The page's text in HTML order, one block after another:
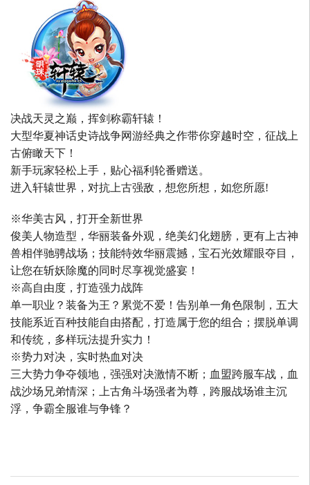
决战天灵之巅，挥剑称霸轩辕！
大型华夏神话史诗战争网游经典之作带你穿越时空，征战上
古俯瞰天下！
新手玩家轻松上手，贴心福利轮番赠送。
进入轩辕世界，对抗上古强敌，想您所想，如您所愿!
※华美古风，打开全新世界
俊美人物造型，华丽装备外观，绝美幻化翅膀，更有上古神
兽相伴驰骋战场；技能特效华丽震撼，宝石光效耀眼夺目，
让您在斩妖除魔的同时尽享视觉盛宴！
※高自由度，打造强力战阵
单一职业？装备为王？累觉不爱！告别单一角色限制，五大
技能系近百种技能自由搭配，打造属于您的组合；摆脱单调
和传统，多样玩法提升实力！
※势力对决，实时热血对决
三大势力争夺领地，强强对决激情不断；血盟跨服车战，血
战沙场兄弟情深；上古角斗场强者为尊，跨服战场谁主沉
浮，争霸全服谁与争锋？